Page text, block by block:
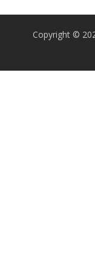
Copyright ©